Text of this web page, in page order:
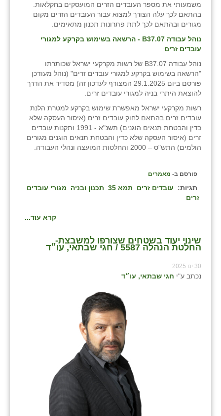
משמעותי את מספר העובדים הזרים המועסקים בחקלאות.
בהתאם לכך עלה הצורך למצוא עבור העובדים הזרים מקום
מגורים ובהתאם לכך לתת פתרונות תכנון מתאימים.
נוהל עבודה
B 37.07 - הרשאה בשימוש בקרקע למגורי
עובדים זרים:
נוהל עבודה B37.07 של רשות מקרקעי ישראל שכותרתו
"הרשאה בשימוש בקרקע למגורי עובדים זרים" (נוהל מעודכן
פורסם ביום 29.1.2025 המצורף לעדכון זה) מסדיר את הדרך
להוצאת היתרי בניה למגורי עובדים זרים.
רשות מקרקעי ישראל מאפשרת שימוש בקרקע למטרת הלנת
עובדים זרים בהתאם לחוק עובדים זרים (איסור העסקה שלא
כדין והבטחת תנאים הוגנים) תשנ"א - 1991 ותקנות עובדים
זרים (איסור העסקה שלא כדין והבטחת תנאים הוגנים מגורים
הולמים) התש"ס – 2000 והחלטות המועצה ונהלי העבודה.
פורסם ב- מאמרים
תגיות: עובדים זרים תמא 35 תכנון ובניה
מגורי עובדים
זרים
קרא עוד...
שינוי יעוד בשטחים שצורפו למשבצת-
החלטת הנהלה 5587 / חגי שבתאי, עו״ד
30 ינו 2025
נכתב ע"י חגי שבתאי, עו״ד